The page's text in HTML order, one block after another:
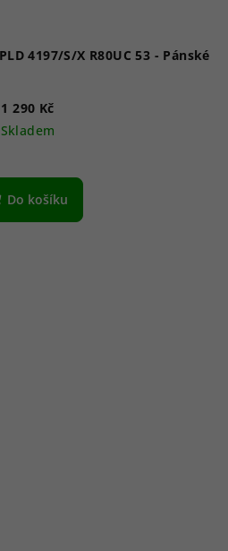
Polaroid sluneční brýle PLD 4197/S/X R80UC 53 - Pánské
1 290 Kč
Skladem
Do košíku